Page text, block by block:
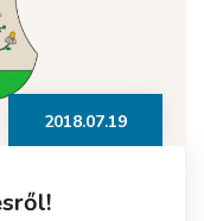
2018.07.19